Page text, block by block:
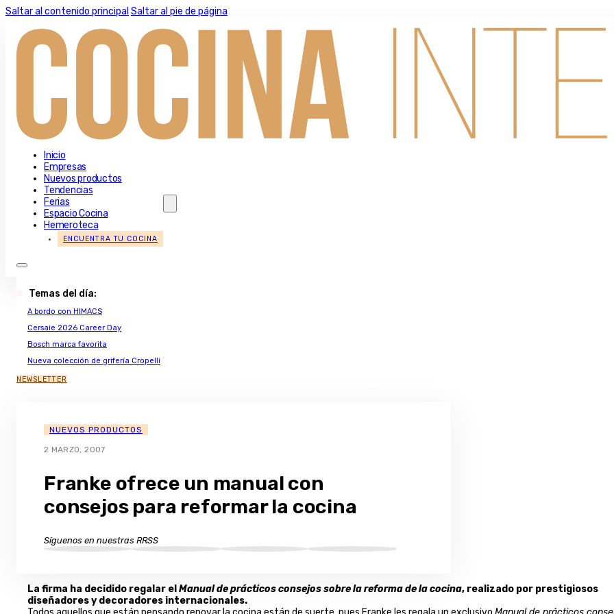
Saltar al contenido principal Saltar al pie de página
Inicio
Empresas
Nuevos productos
Tendencias
Ferias
Espacio Cocina
Hemeroteca
ENCUENTRA TU COCINA
Temas del día:
A bordo con HIMACS
Cersaie 2026 Career Day
Bosch marca favorita
Nueva colección de grifería Cropelli
NEWSLETTER
NUEVOS PRODUCTOS
2 MARZO, 2007
Franke ofrece un manual con
consejos para reformar la cocina
Síguenos en nuestras RRSS
La firma ha decidido regalar el Manual de prácticos consejos sobre la reforma de la cocina, realizado por prestigiosos
diseñadores y decoradores internacionales.